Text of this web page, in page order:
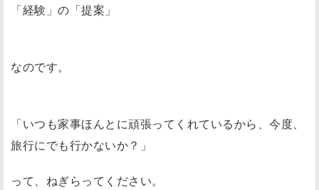
「経験」の「提案」
なのです。
「いつも家事ほんとに頑張ってくれているから、今度、
旅行にでも行かないか？」
って、ねぎらってください。